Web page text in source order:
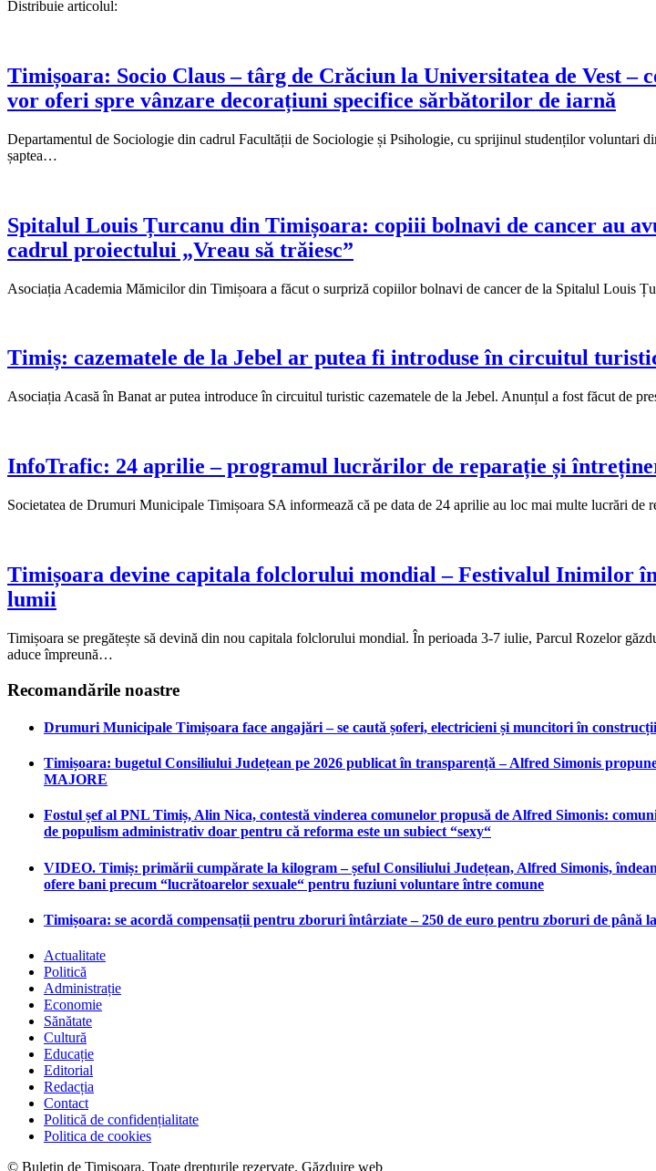
Distribuie articolul:
Timișoara: Socio Claus – târg de Crăciun la Universitatea de Vest
vor oferi spre vânzare decorațiuni specifice sărbătorilor de iarnă
Departamentul de Sociologie din cadrul Facultății de Sociologie și Psihologie, cu sprijinul studenților voluntari
șaptea…
Spitalul Louis Țurcanu din Timișoara: copiii bolnavi de cancer au
cadrul proiectului „Vreau să trăiesc”
Asociația Academia Mămicilor din Timișoara a făcut o surpriză copiilor bolnavi de cancer de la Spitalul Louis
Timiș: cazematele de la Jebel ar putea fi introduse în circuitul
Asociația Acasă în Banat ar putea introduce în circuitul turistic cazematele de la Jebel. Anunțul a fost făcut de
InfoTrafic: 24 aprilie – programul lucrărilor de reparație și
Societatea de Drumuri Municipale Timișoara SA informează că pe data de 24 aprilie au loc mai multe lucrări
Timișoara devine capitala folclorului mondial – Festivalul Inimilor
lumii
Timișoara se pregătește să devină din nou capitala folclorului mondial. În perioada 3-7 iulie, Parcul Rozelor
aduce împreună…
Recomandările noastre
Drumuri Municipale Timișoara face angajări – se caută șoferi, electricieni și muncitori în construcții
Timișoara: bugetul Consiliului Județean pe 2026 publicat în transparență – Alfred Simonis
MAJORE
Fostul șef al PNL Timiș, Alin Nica, contestă vinderea comunelor propusă de Alfred Simonis:
de populism administrativ doar pentru că reforma este un subiect “sexy“
VIDEO. Timiș: primării cumpărate la kilogram – șeful Consiliului Județean, Alfred Simonis,
ofere bani precum “lucrătoarelor sexuale“ pentru fuziuni voluntare între comune
Timișoara: se acordă compensații pentru zboruri întârziate – 250 de euro pentru zboruri de până
Actualitate
Politică
Administrație
Economie
Sănătate
Cultură
Educație
Editorial
Redacția
Contact
Politică de confidențialitate
Politica de cookies
© Buletin de Timișoara. Toate drepturile rezervate. Găzduire web